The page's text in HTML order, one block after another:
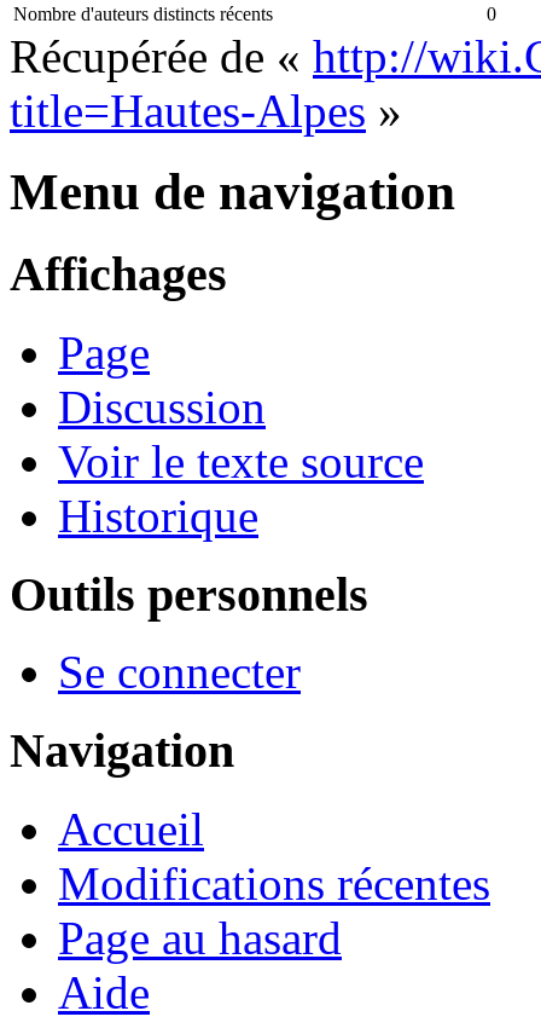
Nombre d'auteurs distincts récents
0
Récupérée de « http://
title=Hautes-Alpes »
Menu de navigation
Affichages
Page
Discussion
Voir le texte source
Historique
Outils personnels
Se connecter
Navigation
Accueil
Modifications récentes
Page au hasard
Aide